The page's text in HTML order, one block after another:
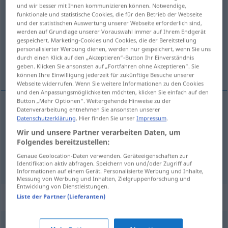
ergiebigadj
Übersicht aller Übersetzungen
(Für mehr Details die Übersetzung anklicken/antippen)
dryg, lönande, givande, inbringande
dryg ergiebig
lönande,givande,inbringande
ertragreich
Synonyme für "ergiebig"
und wir besser mit Ihnen kommunizieren können. Notwendige,
funktionale und statistische Cookies, die für den Betrieb der Webseite
und der statistischen Auswertung unserer Webseite erforderlich sind,
werden auf Grundlage unserer Vorauswahl immer auf Ihrem Endgerät
gespeichert. Marketing-Cookies und Cookies, die der Bereitstellung
personalisierter Werbung dienen, werden nur gespeichert, wenn Sie uns
durch einen Klick auf den „Akzeptieren“-Button Ihr Einverständnis
geben. Klicken Sie ansonsten auf „Fortfahren ohne Akzeptieren“. Sie
können Ihre Einwilligung jederzeit für zukünftige Besuche unserer
Webseite widerrufen. Wenn Sie weitere Informationen zu den Cookies
und den Anpassungsmöglichkeiten möchten, klicken Sie einfach auf den
Button „Mehr Optionen“. Weitergehende Hinweise zu der
Datenverarbeitung entnehmen Sie ansonsten unserer
Datenschutzerklärung. Hier finden Sie unserImpressum.
Wir und unsere Partner verarbeiten Daten, um
Folgendes bereitzustellen:
Genaue Geolocation-Daten verwenden. Geräteeigenschaften zur
Identifikation aktiv abfragen. Speichern von und/oder Zugriff auf
Informationen auf einem Gerät. Personalisierte Werbung und Inhalte,
Messung von Werbung und Inhalten, Zielgruppenforschung und
Entwicklung von Dienstleistungen.
Liste der Partner (Lieferanten)